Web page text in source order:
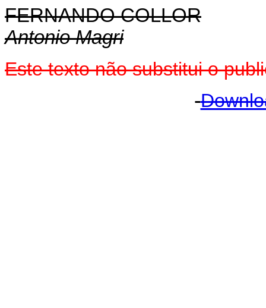
FERNANDO COLLOR
Antonio Magri
Este texto não substitui o